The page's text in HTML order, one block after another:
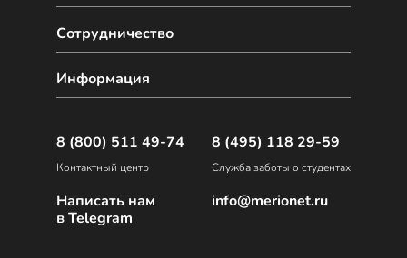
Сотрудничество
Информация
8 (800) 511 49-74
Контактный центр
Написать нам
в Telegram
8 (495) 118 29-59
Служба заботы о студентах
info@merionet.ru